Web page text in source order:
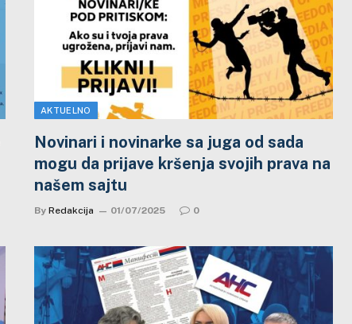
AKTUELNO
Novinari i novinarke sa juga od sada
mogu da prijave kršenja svojih prava na
našem sajtu
By Redakcija 01/07/2025 0